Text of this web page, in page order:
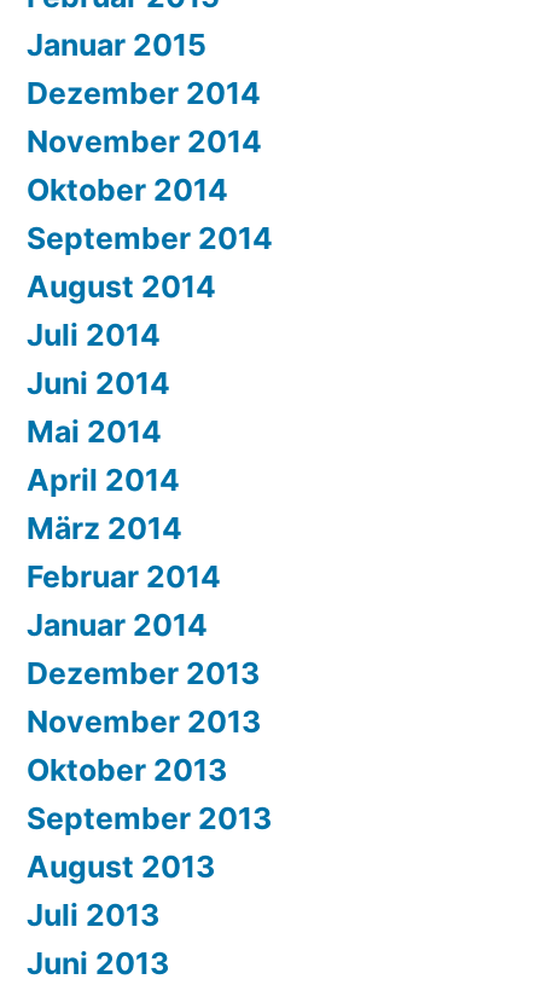
Januar 2015
Dezember 2014
November 2014
Oktober 2014
September 2014
August 2014
Juli 2014
Juni 2014
Mai 2014
April 2014
März 2014
Februar 2014
Januar 2014
Dezember 2013
November 2013
Oktober 2013
September 2013
August 2013
Juli 2013
Juni 2013